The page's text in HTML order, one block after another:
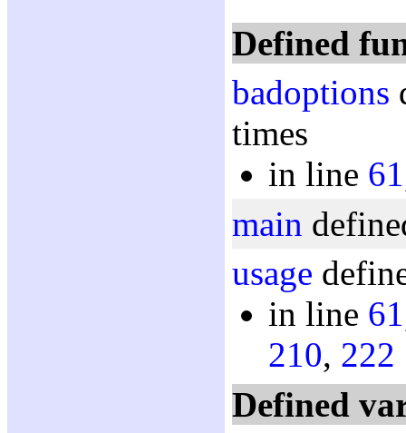
Defined
badoptions
times
in line 61
main
usage
in line 61
210, 222
Defined